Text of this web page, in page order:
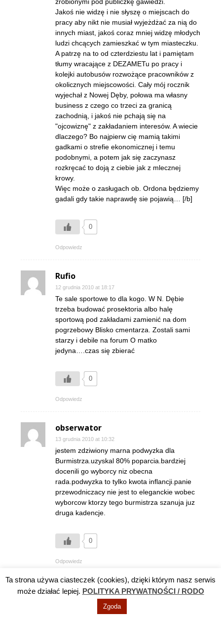
Jakoś nie widzę i nie słyszę o miejscach do
pracy aby nikt nie musiał wyjeżdżać za nią do
innych miast, jakoś coraz mniej widzę młodych
ludzi chcących zamieszkać w tym miasteczku.
A patrzę na to od czterdziestu lat i pamiętam
tłumy wracające z DEZAMETu po pracy i
kolejki autobusów rozwożące pracowników z
okolicznych miejscowości. Cały mój rocznik
wyjechał z Nowej Dęby, połowa ma własny
business z czego co trzeci za granicą
zachodnią, i jakoś nie pchają się na
"ojcowiznę" z zakładaniem interesów. A wiecie
dlaczego? Bo najpierw cię mamią takimi
gadkami o strefie ekonomicznej i temu
podobnymi, a potem jak się zaczynasz
rozkręcać to doją z ciebie jak z mlecznej
krowy.
Więc może o zasługach ob. Ordona będziemy
gadali gdy takie naprawdę sie pojawią… [/b]
0
Odpowiedz
Rufio
12 grudnia 2010 at 18:17
Te sale sportowe to dla kogo. W N. Dębie
trzeba budować prosektoria albo halę
sportową pod zakładami zamienić na dom
pogrzebowy Blisko cmentarza. Zostali sami
starzy i debile na forum O matko
jedyna….czas się zbierać
0
Odpowiedz
obserwator
13 grudnia 2010 at 10:32
jestem zdziwiony marna podwyzka dla
Burmistrza.uzyskal 80% poparcia.bardziej
docenili go wyborcy niz obecna
rada.podwyzka to tylko kwota inflancji.panie
przewodniczacy nie jest to eleganckie wobec
wyborcow ktorzy tego burmistrza szanuja juz
druga kadencje.
0
Odpowiedz
ZOSTAW ODPOWIEDŹ
Ta strona używa ciasteczek (cookies), dzięki którym nasz serwis
może działać lepiej. POLITYKA PRYWATNOŚCI / RODO
Zgoda